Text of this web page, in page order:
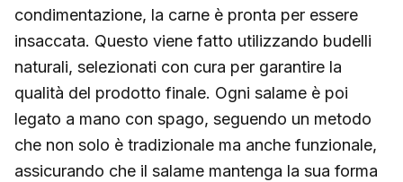
condimentazione, la carne è pronta per essere
insaccata. Questo viene fatto utilizzando budelli
naturali, selezionati con cura per garantire la
qualità del prodotto finale. Ogni salame è poi
legato a mano con spago, seguendo un metodo
che non solo è tradizionale ma anche funzionale,
assicurando che il salame mantenga la sua forma